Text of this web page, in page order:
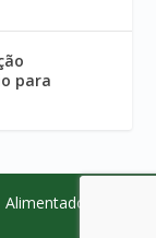
para
por